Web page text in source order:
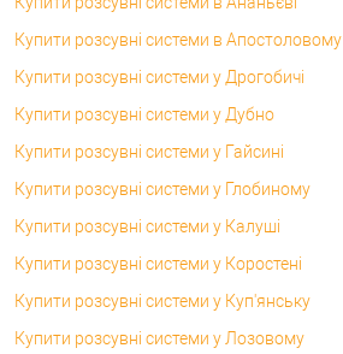
Купити розсувні системи в Апостоловому
Купити розсувні системи у Дрогобичі
Купити розсувні системи у Дубно
Купити розсувні системи у Гайсині
Купити розсувні системи у Глобиному
Купити розсувні системи у Калуші
Купити розсувні системи у Коростені
Купити розсувні системи у Куп'янську
Купити розсувні системи у Лозовому